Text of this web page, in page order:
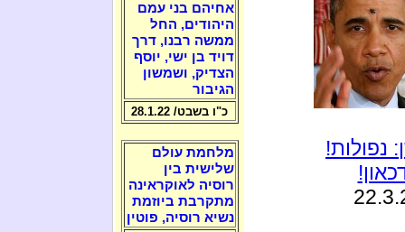
נפולות!
אחיהם בני עמם
היהודים, החל
ממשה רבנו, דרך
דויד בן ישי, יוסף
הצדיק, ושמשון
הגיבור
כ"ו בשבט/ 28.1.22
מלחמת עולם
שלישית בין
רוסיה לאוקראינה
מתקרבת ביוזמת
נשיא רוסיה, פוטין